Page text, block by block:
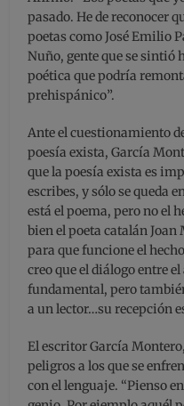
pasado. He de reconocer
poetas como José Emilio
Nuño, gente que se sintió
poética que podría
prehispánico”.
Ante el cuestionamiento
poesía exista, García
que la poesía exista es
escribes, y sólo se queda
está el poema, pero no el
bien el poeta catalán
para que funcione el
creo que el diálogo entre
fundamental, pero
a un lector…su recepción
El escritor García
peligros a los que se
con el lenguaje. “Pienso